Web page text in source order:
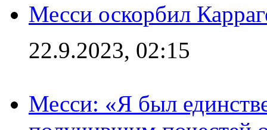
Месси оскорбил
22.9.2023, 02:15
Месси: «Я был